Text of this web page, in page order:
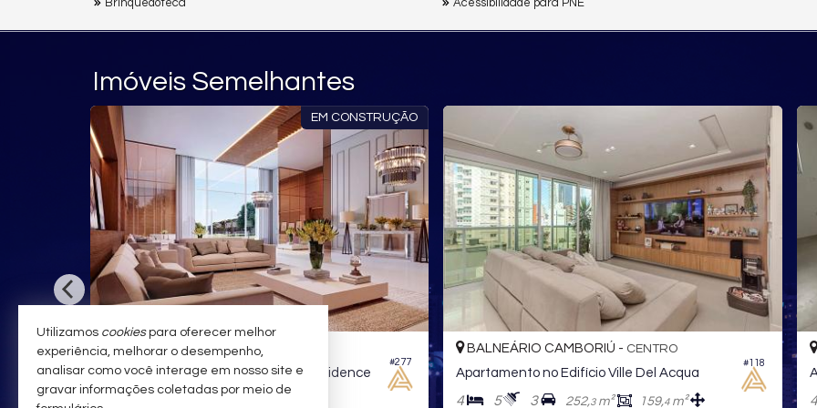
Brinquedoteca
Acessibilidade para PNE
Imóveis Semelhantes
EM CONSTRUÇÃO
#277
BALNEÁRIO CAMBORIÚ -
Apartamento no Edifício Horizon Residence
#118
BALNEÁRIO CAMBORIÚ - CENTRO
Apartamento no Edifício Ville Del Acqua
4 5 3 252,3m² 159,4m² 4
Utilizamos cookiespara oferecer melhor
experiência, melhorar o desempenho,
analisar como você interage em nosso site e
gravar informações coletadas por meio de